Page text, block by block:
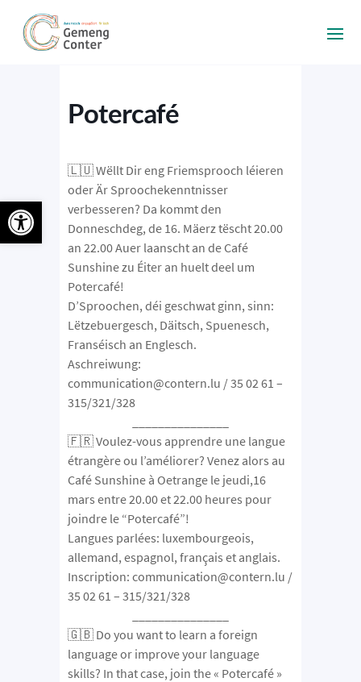
Potercafé
🇱🇺 Wëllt Dir eng Friemsprooch léieren
oder Är Sproochekenntnisser
verbesseren? Da kommt den
Donneschdeg, de 16. Mäerz tëscht 20.00
an 22.00 Auer laanscht an de Café
Sunshine zu Éiter an huelt deel um
Potercafé!
D’Sproochen, déi geschwat ginn, sinn:
Lëtzebuergesch, Däitsch, Spuenesch,
Franséisch an Englesch.
Aschreiwung:
communication@contern.lu / 35 02 61 –
315/321/328
🇫🇷 Voulez-vous apprendre une langue
étrangère ou l’améliorer? Venez alors au
Café Sunshine à Oetrange le jeudi,16
mars entre 20.00 et 22.00 heures pour
joindre le “Potercafé”!
Langues parlées: luxembourgeois,
allemand, espagnol, français et anglais.
Inscription: communication@contern.lu /
35 02 61 – 315/321/328
🇬🇧 Do you want to learn a foreign
language or improve your language
skills? In that case, join the « Potercafé »
Ouvrir la barre d’outils